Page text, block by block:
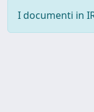
I documenti in